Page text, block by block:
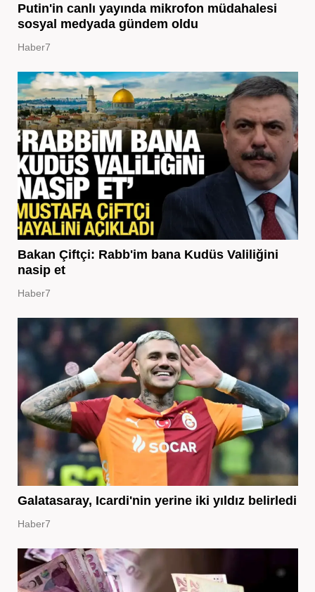
Putin'in canlı yayında mikrofon müdahalesi
sosyal medyada gündem oldu
Haber7
Bakan Çiftçi: Rabb'im bana Kudüs Valiliğini
nasip et
Haber7
Galatasaray, Icardi'nin yerine iki yıldız belirledi
Haber7